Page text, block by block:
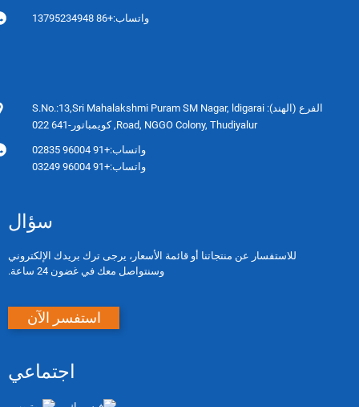
واتساب:+86 13795234948
الفرع (الهند): S.No.:13,Sri Mahalakshmi Puram SM Nagar, ldigarai
Road, NGGO Colony, Thudiyalur, كويمباتور-641 022
واتساب:+91 96004 02835
واتساب:+91 96004 03249
سؤال
للاستفسار عن منتجاتنا أو قائمة الأسعار، يرجى ترك بريدك الإلكتروني
وسنتواصل معك في غضون 24 ساعة.
استفسر الآن
اجتماعي